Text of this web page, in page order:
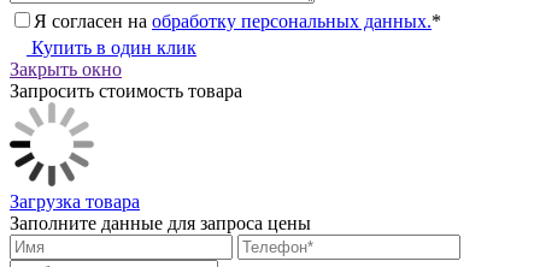
Я согласен на обработку персональных данных.*
Купить в один клик
Закрыть окно
Запросить стоимость товара
Загрузка товара
Заполните данные для запроса цены